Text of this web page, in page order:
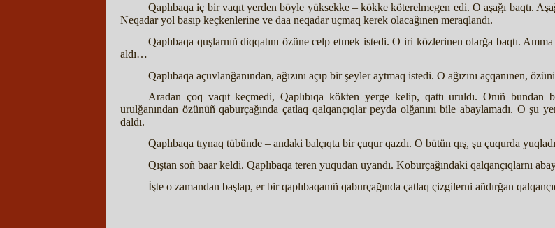
Qaplıbaqa iç bir vaqıt yerden böyle yüksekke – kökke köterelmegen edi. O aşağı baqtı.
Neqadar yol basıp keçkenlerine ve daa neqadar uçmaq kerek olacağınen meraqlandı.
Qaplıbaqa quşlarnıñ diqqatını özüne celp etmek istedi. O iri közlerinen olarğa baqtı.
aldı…
Qaplıbaqa açuvlanğanından, ağızını açıp bir şeyler aytmaq istedi. O ağızını açqanınen,
Aradan çoq vaqıt keçmedi, Qaplıbıqa kökten yerge kelip, qattı uruldı. Onıñ
urulğanından özünüñ qaburçağında çatlaq qalqançıqlar peyda olğanını bile abaylamadı. O
daldı.
Qaplıbaqa tıynaq tübünde – andaki balçıqta bir çuqur qazdı. O bütün qış, şu çuqurda
Qıştan soñ baar keldi. Qaplıbaqa teren yuqudan uyandı. Koburçağındaki qalqançıqlarnı
İşte o zamandan başlap, er bir qaplıbaqanıñ qaburçağında çatlaq çizgilerni añdırğan